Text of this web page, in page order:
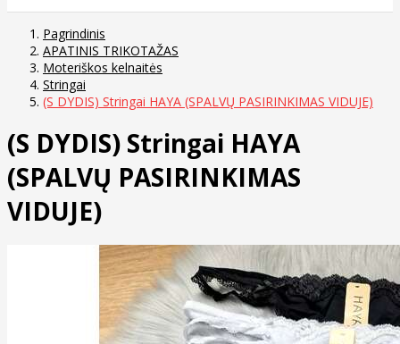
Pagrindinis
APATINIS TRIKOTAŽAS
Moteriškos kelnaitės
Stringai
(S DYDIS) Stringai HAYA (SPALVŲ PASIRINKIMAS VIDUJE)
(S DYDIS) Stringai HAYA
(SPALVŲ PASIRINKIMAS
VIDUJE)